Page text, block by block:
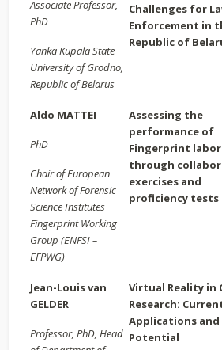
Associate Professor,
PhD
Yanka Kupala State
University of Grodno,
Republic of Belarus
Challenges for
Enforcement in
Republic of
Aldo MATTEI
PhD
Chair of European
Network of Forensic
Science Institutes
Fingerprint Working
Group (ENFSI –
EFPWG)
Assessing the
performance of
Fingerprint
through
exercises and
proficiency tests
Jean-Louis van
GELDER
Professor, PhD, Head
Virtual Reality in
Research:
Applications
Potential